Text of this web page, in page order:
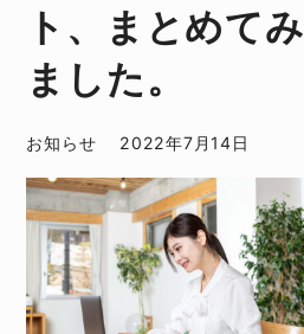
ト、まとめてみ
ました。
お知らせ 2022年7月14日